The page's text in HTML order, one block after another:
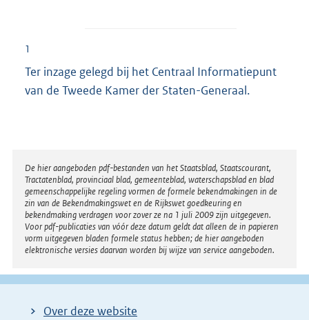
1
Ter inzage gelegd bij het Centraal Informatiepunt
van de Tweede Kamer der Staten-Generaal.
Disclaimer
De hier aangeboden pdf-bestanden van het Staatsblad, Staatscourant,
Tractatenblad, provinciaal blad, gemeenteblad, waterschapsblad en blad
gemeenschappelijke regeling vormen de formele bekendmakingen in de
zin van de Bekendmakingswet en de Rijkswet goedkeuring en
bekendmaking verdragen voor zover ze na 1 juli 2009 zijn uitgegeven.
Voor pdf-publicaties van vóór deze datum geldt dat alleen de in papieren
vorm uitgegeven bladen formele status hebben; de hier aangeboden
elektronische versies daarvan worden bij wijze van service aangeboden.
Over deze website